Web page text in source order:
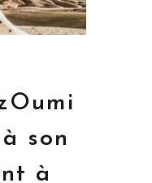
son
à